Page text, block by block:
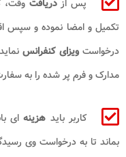
پس ازدریافتوقت،
تکمیل و امضا نموده و سپس
درخواستویزای کنفرانس
مدارک و فرم پر شده را به
کاربر باید هزینهای
بماند تا به درخواست وی